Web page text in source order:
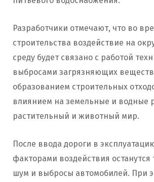
Разработчики отмечают, что во
строительства воздействие на
среду будет связано с работой
выбросами загрязняющих
образованием строительных
влиянием на земельные и водные
растительный и животный мир.
После ввода дороги в
факторами воздействия
шум и выбросы автомобилей. При